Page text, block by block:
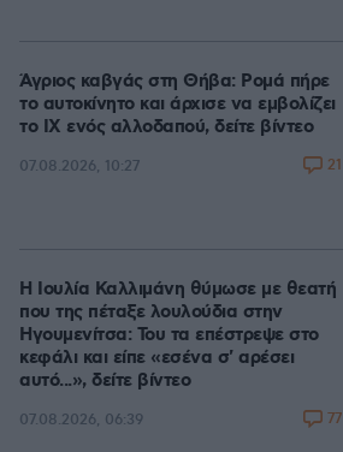
Άγριος καβγάς στη Θήβα: Ρομά πήρε
το αυτοκίνητο και άρχισε να εμβολίζει
το ΙΧ ενός αλλοδαπού, δείτε βίντεο
07.08.2026, 10:27 21
Η Ιουλία Καλλιμάνη θύμωσε με θεατή
που της πέταξε λουλούδια στην
Ηγουμενίτσα: Του τα επέστρεψε στο
κεφάλι και είπε «εσένα σ' αρέσει
αυτό...», δείτε βίντεο
07.08.2026, 06:39 77